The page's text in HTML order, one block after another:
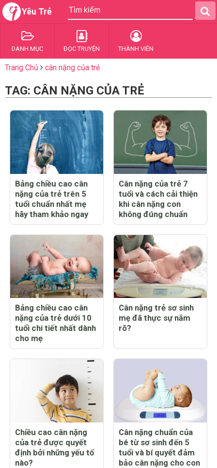
Yêu Trẻ
DANH MỤC ĐỌC TRUYỆN THÀNH VIÊN
Trang Chủ cân nặng của trẻ
TAG: CÂN NẶNG CỦA TRẺ
Bảng chiều cao cân
nặng của trẻ trên 5
tuổi chuẩn nhất mẹ
hãy tham khảo ngay
Cân nặng của trẻ 7
tuổi và cách cải thiện
khi cân nặng con
không đúng chuẩn
Bảng chiều cao cân
nặng của trẻ dưới 10
tuổi chi tiết nhất dành
cho mẹ
Cân nặng trẻ sơ sinh
mẹ đã thực sự nắm
rõ?
Chiều cao cân nặng
của trẻ được quyết
định bởi những yếu tố
nào?
Cân nặng chuẩn của
bé từ sơ sinh đến 5
tuổi và bí quyết đảm
bảo cân nặng cho con